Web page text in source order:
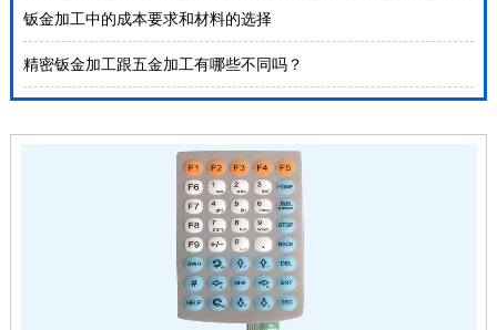
钣金加工中的成本要求和材料的选择
精密钣金加工跟五金加工有哪些不同吗？